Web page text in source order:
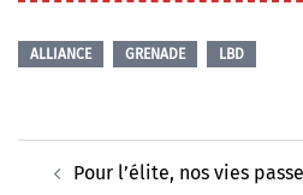
ALLIANCE GRENADE LBD
d’articlePour l’élite, nos vies